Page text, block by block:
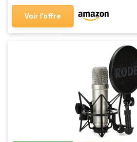
Voir l'offre